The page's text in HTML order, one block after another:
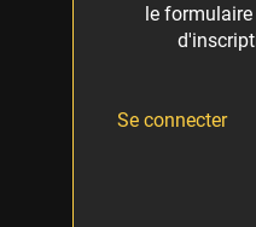
le
Se connecter